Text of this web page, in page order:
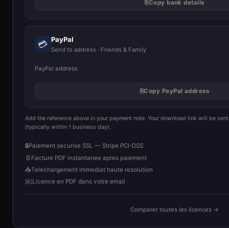
⎘Copy bank details
💳 PayPal
Send to address · Friends & Family
PayPal address
⎘Copy PayPal address
Add the reference above in your payment note. Your download link will be
(typically within 1 business day).
🔒Paiement securise SSL — Stripe PCI-DSS
📄 Facture PDF instantanee apres paiement
📥Telechargement immediat haute resolution
✉️Licence en PDF dans votre email
Comparer toutes les licences →